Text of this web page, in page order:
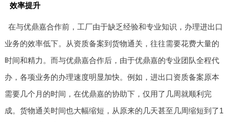
效率提升
在与优鼎嘉合作前，工厂由于缺乏经验和专业知识，办理进出口
业务的效率低下。从资质备案到货物通关，往往需要花费大量的
时间和精力。而与优鼎嘉合作后，由于优鼎嘉的专业团队全程代
办，各项业务的办理速度明显加快。例如，进出口资质备案原本
需要几个月的时间，在优鼎嘉的协助下，仅用了几周就顺利完
成。货物通关时间也大幅缩短，从原来的几天甚至几周缩短到了1